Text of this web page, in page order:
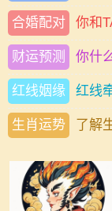
合婚配对 你和
财运预测 你什
红线姻缘 红线
生肖运势 了解